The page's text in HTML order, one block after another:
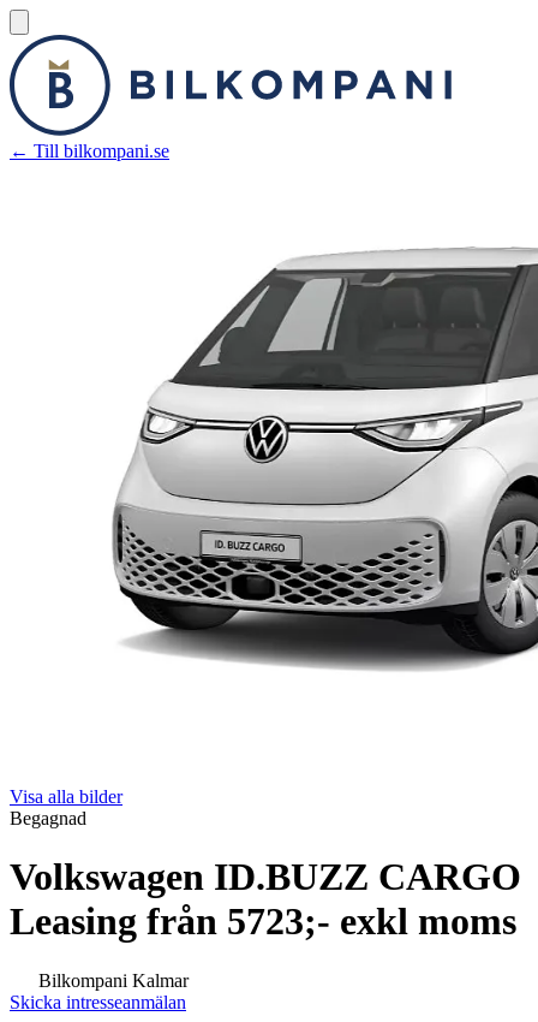
← Till bilkompani.se
Visa alla bilder
Begagnad
Volkswagen ID.BUZZ CARGO
Leasing från 5723;- exkl moms
Bilkompani Kalmar
Skicka intresseanmälan